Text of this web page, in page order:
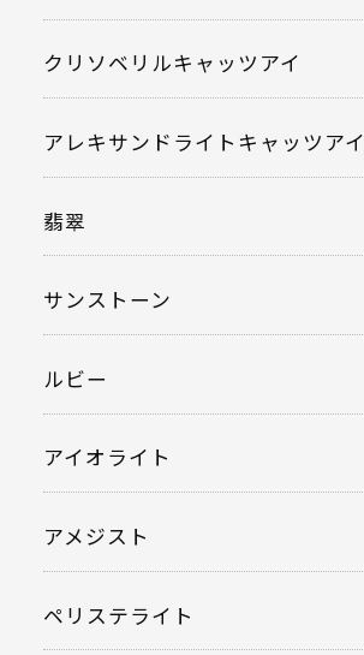
クリソベリルキャッツアイ
アレキサンドライトキャッツアイ
翡翠
サンストーン
ルビー
アイオライト
アメジスト
ペリステライト